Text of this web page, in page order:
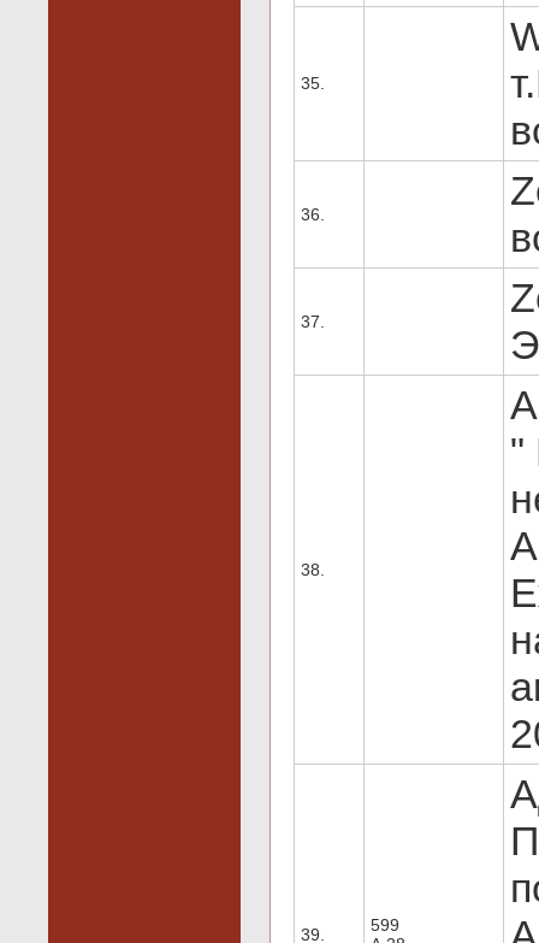
35.
36.
37.
38.
"
39.
599